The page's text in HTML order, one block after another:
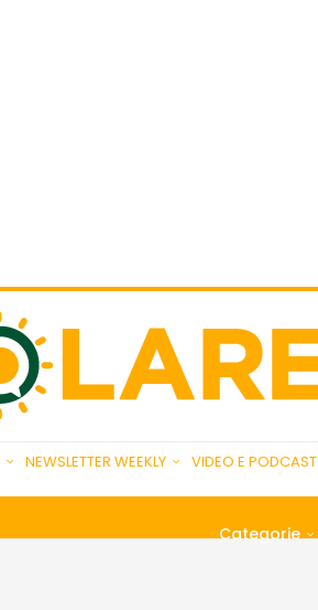
NEWSLETTER WEEKLY VIDEO E PODCAST
Categorie